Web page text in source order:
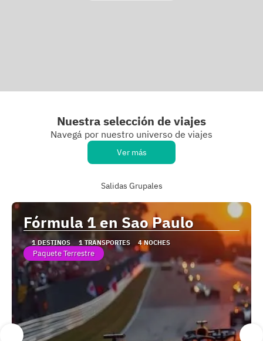
Nuestra selección de viajes
Navegá por nuestro universo de viajes
Ver más
Salidas Grupales
Fórmula 1 en Sao Paulo
1 DESTINOS 1 TRANSPORTES 4 NOCHES
Paquete Terrestre